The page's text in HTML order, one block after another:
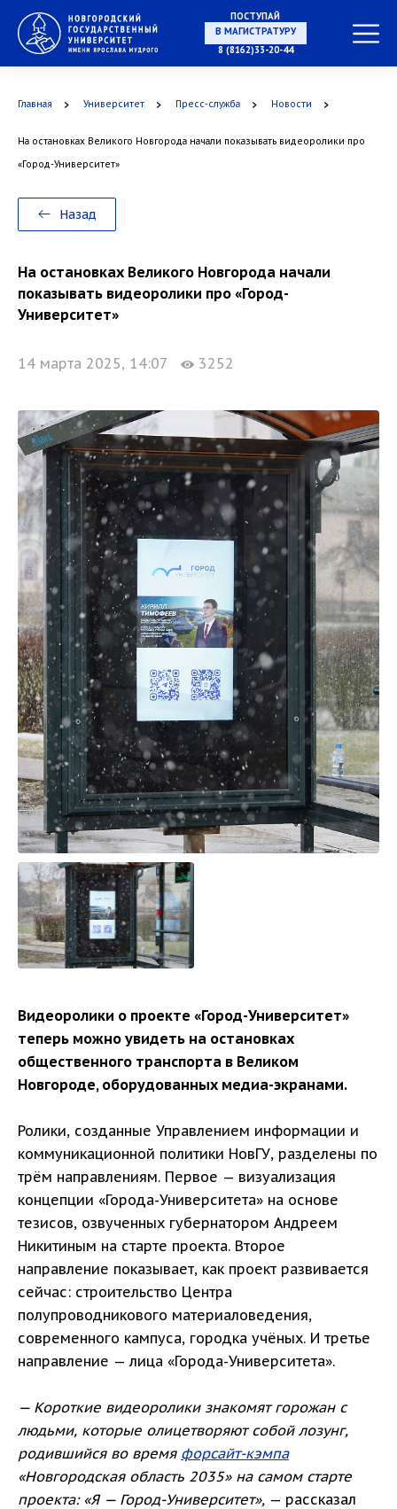
ПОСТУПАЙ
В МАГИСТРАТУРУ
8 (8162)33-20-44
Главная Университет Пресс-служба Новости
На остановках Великого Новгорода начали показывать видеоролики про
«Город-Университет»
Назад
На остановках Великого Новгорода начали
показывать видеоролики про «Город-
Университет»
14 марта 2025, 14:07 3252
Видеоролики о проекте «Город-Университет»
теперь можно увидеть на остановках
общественного транспорта в Великом
Новгороде, оборудованных медиа-экранами.
Ролики, созданные Управлением информации и
коммуникационной политики НовГУ, разделены по
трём направлениям. Первое — визуализация
концепции «Города-Университета» на основе
тезисов, озвученных губернатором Андреем
Никитиным на старте проекта. Второе
направление показывает, как проект развивается
сейчас: строительство Центра
полупроводникового материаловедения,
современного кампуса, городка учёных. И третье
направление — лица «Города-Университета».
— Короткие видеоролики знакомят горожан с
людьми, которые олицетворяют собой лозунг,
родившийся во время форсайт-кэмпа
«Новгородская область 2035» на самом старте
проекта: «Я — Город-Университет», — рассказал